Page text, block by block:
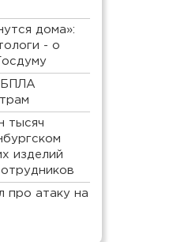
дома»:
- о
БПЛА
тысяч
изделий
про атаку на